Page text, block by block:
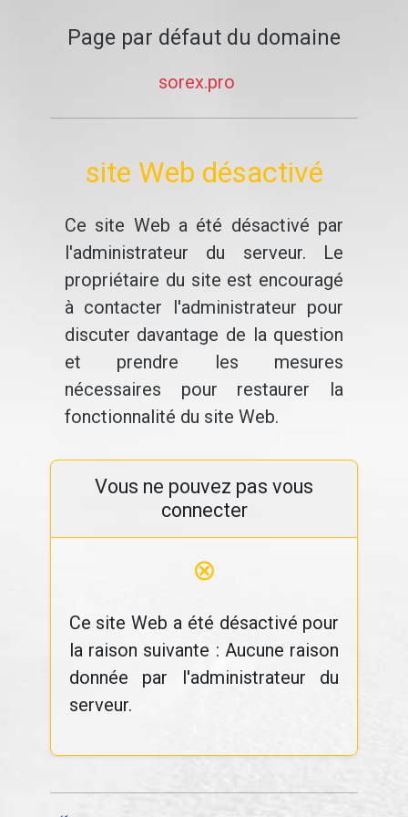
Page par défaut du domaine
sorex.pro
site Web désactivé
Ce site Web a été désactivé par
l'administrateur du serveur. Le
propriétaire du site est encouragé
à contacter l'administrateur pour
discuter davantage de la question
et prendre les mesures
nécessaires pour restaurer la
fonctionnalité du site Web.
Vous ne pouvez pas vous
connecter
⊗
Ce site Web a été désactivé pour
la raison suivante : Aucune raison
donnée par l'administrateur du
serveur.